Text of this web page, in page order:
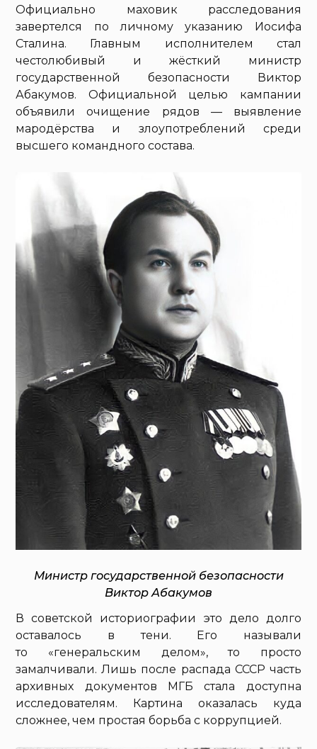
Официально маховик расследования
завертелся по личному указанию Иосифа
Сталина. Главным исполнителем стал
честолюбивый и жёсткий министр
государственной безопасности Виктор
Абакумов. Официальной целью кампании
объявили очищение рядов — выявление
мародёрства и злоупотреблений среди
высшего командного состава.
Министр государственной безопасности
Виктор Абакумов
В советской историографии это дело долго
оставалось в тени. Его называли
то «генеральским делом», то просто
замалчивали. Лишь после распада СССР часть
архивных документов МГБ стала доступна
исследователям. Картина оказалась куда
сложнее, чем простая борьба с коррупцией.